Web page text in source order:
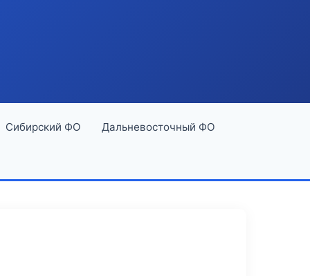
Сибирский ФО Дальневосточный ФО